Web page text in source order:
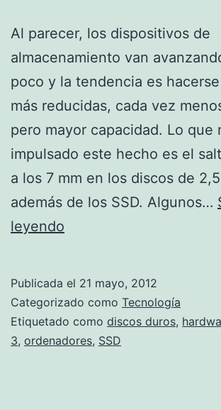
Al parecer, los dispositivos de
almacenamiento van
poco y la tendencia es
más reducidas, cada vez
pero mayor capacidad. Lo que
impulsado este hecho es el
a los 7 mm en los discos de
además de los SSD. Algunos…
leyendo
Publicada el 21 mayo, 2012
Categorizado como Tecnología
Etiquetado como discos duros,
3, ordenadores, SSD